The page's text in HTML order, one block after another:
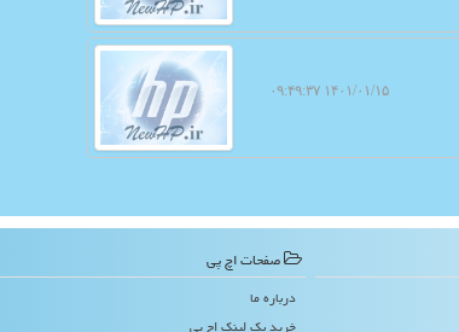
۱۴۰۱/۰۱/۱۵ ۰۹:۴۹:۳۷
صفحات اچ پی
درباره ما
خرید بک لینک اچ پی